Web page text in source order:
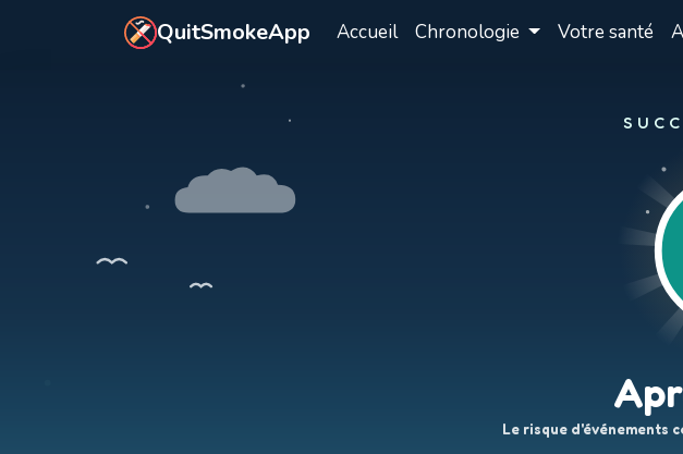
Aller au contenu principal
QuitSmokeApp Accueil Chronologie Votre santé
Le risque d'événements